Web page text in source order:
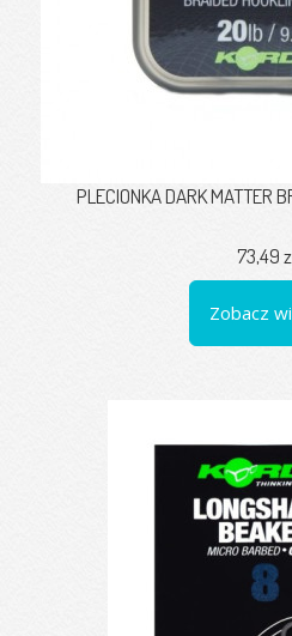
PLECIONKA DARK MATTER
73,49
Zobacz